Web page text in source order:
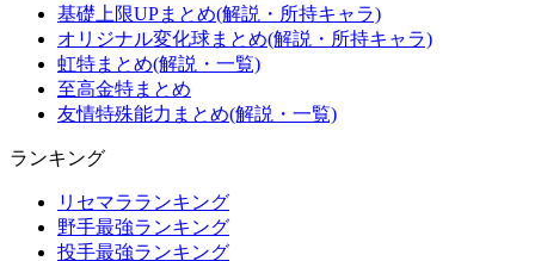
基礎上限UPまとめ(解説・所持キャラ)
オリジナル変化球まとめ(解説・所持キャラ)
虹特まとめ(解説・一覧)
至高金特まとめ
友情特殊能力まとめ(解説・一覧)
ランキング
リセマラランキング
野手最強ランキング
投手最強ランキング